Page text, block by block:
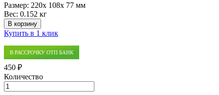
Размер: 220x 108x 77 мм
Вес: 0.152 кг
В корзину
Купить в 1 клик
В РАССРОЧКУ ОТП БАНК
450 ₽
Количество
Количество